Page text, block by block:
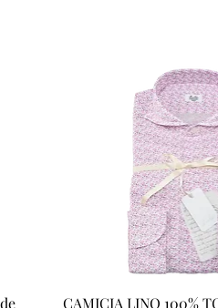
Vista
CAMICIA LINO 100%